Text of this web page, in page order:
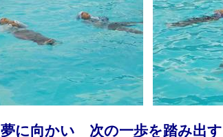
夢に向かい 次の一歩を踏み出